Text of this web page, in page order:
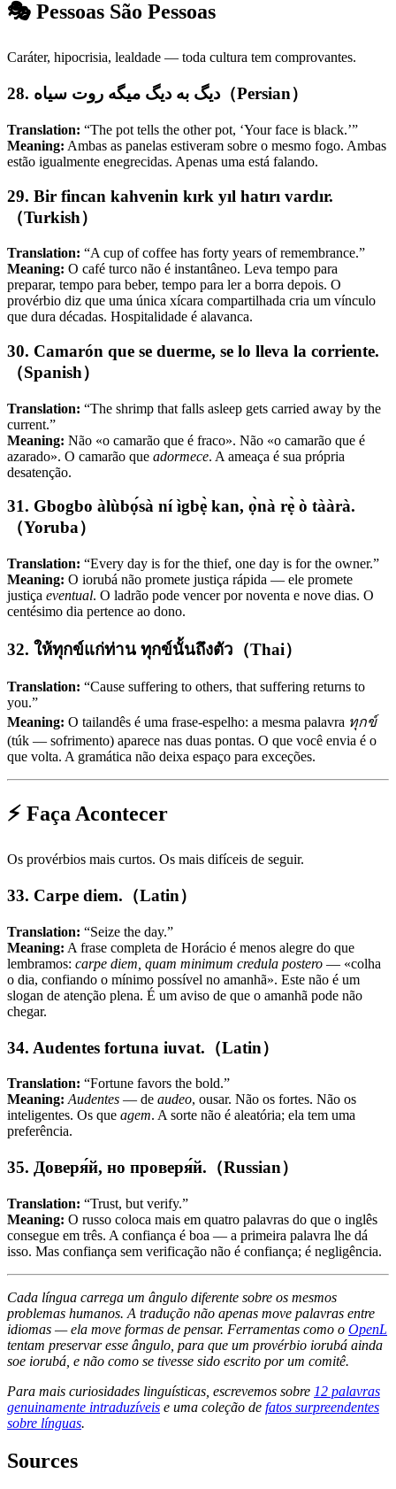
🎭 Pessoas São Pessoas
Caráter, hipocrisia, lealdade — toda cultura tem comprovantes.
28. دیگ به دیگ میگه روت سیاه（Persian）
Translation: “The pot tells the other pot, ‘Your face is black.’”
Meaning: Ambas as panelas estiveram sobre o mesmo fogo. Ambas
estão igualmente enegrecidas. Apenas uma está falando.
29. Bir fincan kahvenin kırk yıl hatırı vardır.
（Turkish）
Translation: “A cup of coffee has forty years of remembrance.”
Meaning: O café turco não é instantâneo. Leva tempo para
preparar, tempo para beber, tempo para ler a borra depois. O
provérbio diz que uma única xícara compartilhada cria um vínculo
que dura décadas. Hospitalidade é alavanca.
30. Camarón que se duerme, se lo lleva la corriente.
（Spanish）
Translation: “The shrimp that falls asleep gets carried away by the
current.”
Meaning: Não «o camarão que é fraco». Não «o camarão que é
azarado». O camarão que adormece. A ameaça é sua própria
desatenção.
31. Gbogbo àlùbọ́sà ní ìgbẹ̀ kan, ọ̀nà rẹ̀ ò tààrà.
（Yoruba）
Translation: “Every day is for the thief, one day is for the owner.”
Meaning: O iorubá não promete justiça rápida — ele promete
justiça eventual. O ladrão pode vencer por noventa e nove dias. O
centésimo dia pertence ao dono.
32. ให้ทุกข์แก่ท่าน ทุกข์นั้นถึงตัว（Thai）
Translation: “Cause suffering to others, that suffering returns to
you.”
Meaning: O tailandês é uma frase-espelho: a mesma palavra ทุกข์
(túk — sofrimento) aparece nas duas pontas. O que você envia é o
que volta. A gramática não deixa espaço para exceções.
⚡ Faça Acontecer
Os provérbios mais curtos. Os mais difíceis de seguir.
33. Carpe diem.（Latin）
Translation: “Seize the day.”
Meaning: A frase completa de Horácio é menos alegre do que
lembramos: carpe diem, quam minimum credula postero — «colha
o dia, confiando o mínimo possível no amanhã». Este não é um
slogan de atenção plena. É um aviso de que o amanhã pode não
chegar.
34. Audentes fortuna iuvat.（Latin）
Translation: “Fortune favors the bold.”
Meaning: Audentes — de audeo, ousar. Não os fortes. Não os
inteligentes. Os que agem. A sorte não é aleatória; ela tem uma
preferência.
35. Доверя́й, но проверя́й.（Russian）
Translation: “Trust, but verify.”
Meaning: O russo coloca mais em quatro palavras do que o inglês
consegue em três. A confiança é boa — a primeira palavra lhe dá
isso. Mas confiança sem verificação não é confiança; é negligência.
Cada língua carrega um ângulo diferente sobre os mesmos
problemas humanos. A tradução não apenas move palavras entre
idiomas — ela move formas de pensar. Ferramentas como o OpenL
tentam preservar esse ângulo, para que um provérbio iorubá ainda
soe iorubá, e não como se tivesse sido escrito por um comitê.
Para mais curiosidades linguísticas, escrevemos sobre 12 palavras
genuinamente intraduzíveis e uma coleção de fatos surpreendentes
sobre línguas.
Sources